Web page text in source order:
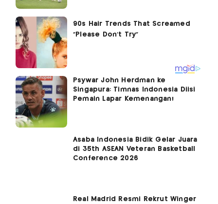
Psywar John Herdman ke
Singapura: Timnas Indonesia Diisi
Pemain Lapar Kemenangan!
Asaba Indonesia Bidik Gelar Juara
di 35th ASEAN Veteran Basketball
Conference 2026
Real Madrid Resmi Rekrut Winger